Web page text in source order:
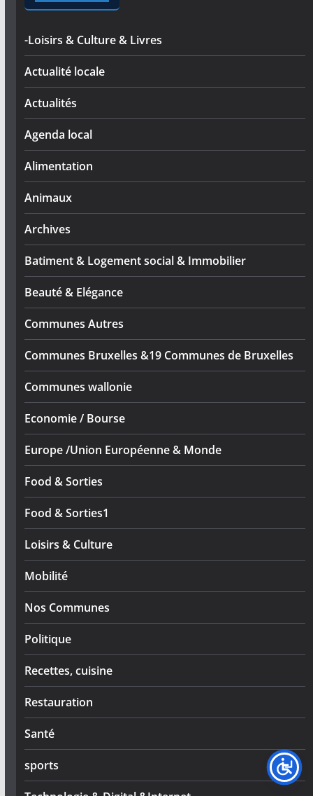
-Loisirs & Culture & Livres
Actualité locale
Actualités
Agenda local
Alimentation
Animaux
Archives
Batiment & Logement social & Immobilier
Beauté & Elégance
Communes Autres
Communes Bruxelles &19 Communes de Bruxelles
Communes wallonie
Economie / Bourse
Europe /Union Européenne & Monde
Food & Sorties
Food & Sorties1
Loisirs & Culture
Mobilité
Nos Communes
Politique
Recettes, cuisine
Restauration
Santé
sports